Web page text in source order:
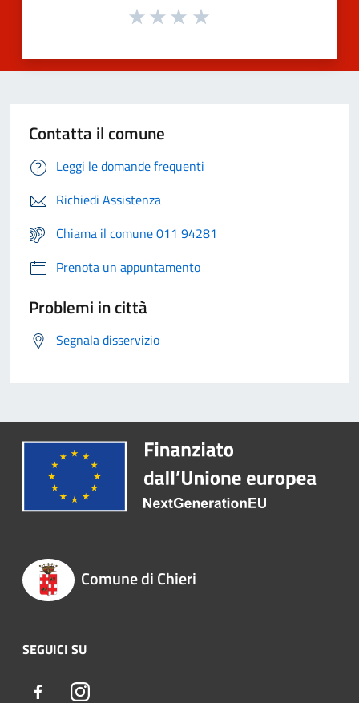
Contatta il comune
Leggi le domande frequenti
Richiedi Assistenza
Chiama il comune 011 94281
Prenota un appuntamento
Problemi in città
Segnala disservizio
Comune di Chieri
SEGUICI SU
FacebookInstagram